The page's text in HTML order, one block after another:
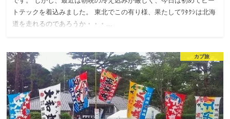
トテックを着込みました。 東北でこの有り様、果たしてﾜﾀｸｼは北海
道を走れるのであろうか・・・…
カブ旅